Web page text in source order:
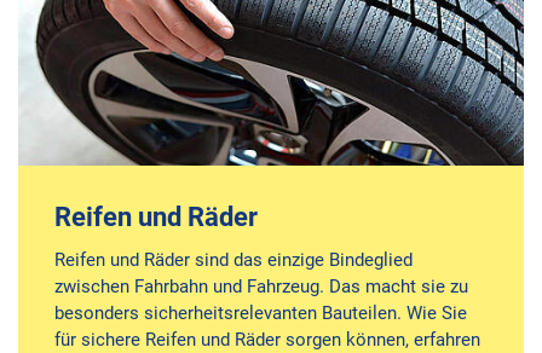
Reifen und Räder
Reifen und Räder sind das einzige Bindeglied
zwischen Fahrbahn und Fahrzeug. Das macht sie zu
besonders sicherheitsrelevanten Bauteilen. Wie Sie
für sichere Reifen und Räder sorgen können, erfahren